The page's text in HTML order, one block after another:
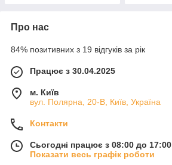
Про нас
84% позитивних з 19 відгуків за рік
Працює з 30.04.2025
м. Київ
вул. Полярна, 20-В, Київ, Україна
Контакти
Сьогодні працює з 08:00 до 17:00
Показати весь графік роботи